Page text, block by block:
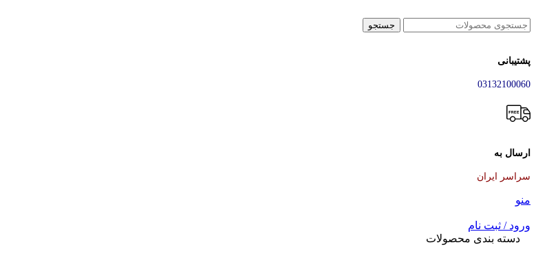
جستجو
پشتیبانی
03132100060
ارسال به
سراسر ایران
منو
ورود / ثبت نام
دسته بندی محصولات